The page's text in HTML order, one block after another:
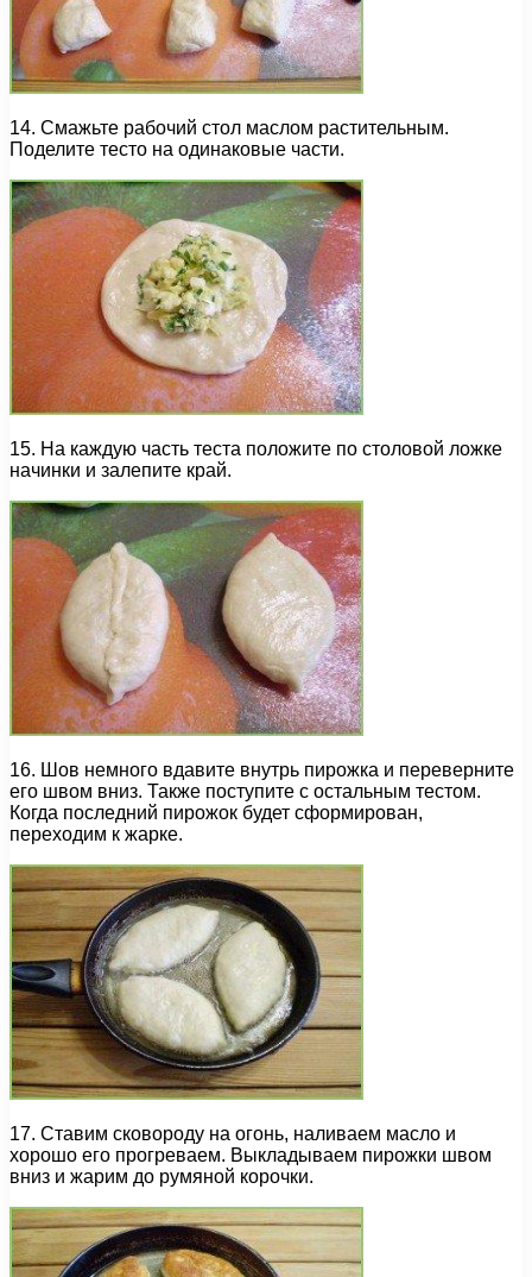
14. Смажьте рабочий стол маслом растительным.
Поделите тесто на одинаковые части.
15. На каждую часть теста положите по столовой ложке
начинки и залепите край.
16. Шов немного вдавите внутрь пирожка и переверните
его швом вниз. Также поступите с остальным тестом.
Когда последний пирожок будет сформирован,
переходим к жарке.
17. Ставим сковороду на огонь, наливаем масло и
хорошо его прогреваем. Выкладываем пирожки швом
вниз и жарим до румяной корочки.